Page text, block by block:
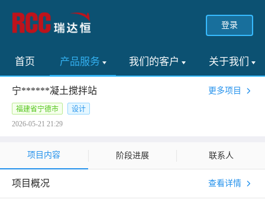
登录
首页 产品服务 我们的客户 关于我们
宁******凝土搅拌站 更多项目
福建省宁德市
设计
2026-05-21 21:29
项目内容 阶段进展 联系人
项目概况 查看详情